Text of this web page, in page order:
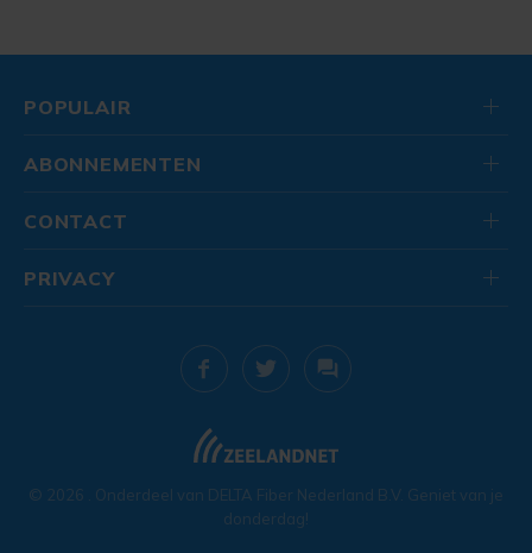
POPULAIR
ABONNEMENTEN
CONTACT
© 2026 . Onderdeel van DELTA Fiber Nederland B.V. Geniet van je
donderdag!
PRIVACY